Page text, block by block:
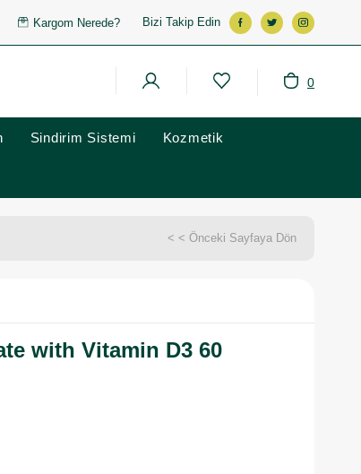
Kargom Nerede? Bizi Takip Edin
0
Sindirim Sistemi Kozmetik
< < Önceki Sayfaya Dön
with Vitamin D3 60